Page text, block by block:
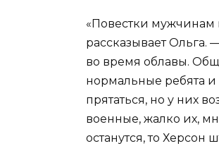
«Повестки
рассказывает Ольга.
во время облавы.
нормальные ребята и
прятаться, но у них
военные, жалко их,
останутся, то Херсон